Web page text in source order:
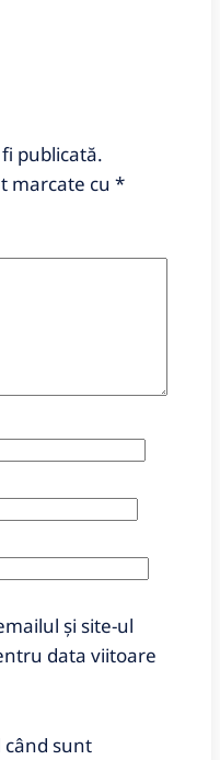
publicată.
marcate cu *
și site-ul
data viitoare
când sunt